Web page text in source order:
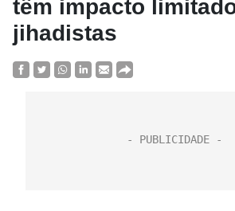
têm impacto
jihadistas